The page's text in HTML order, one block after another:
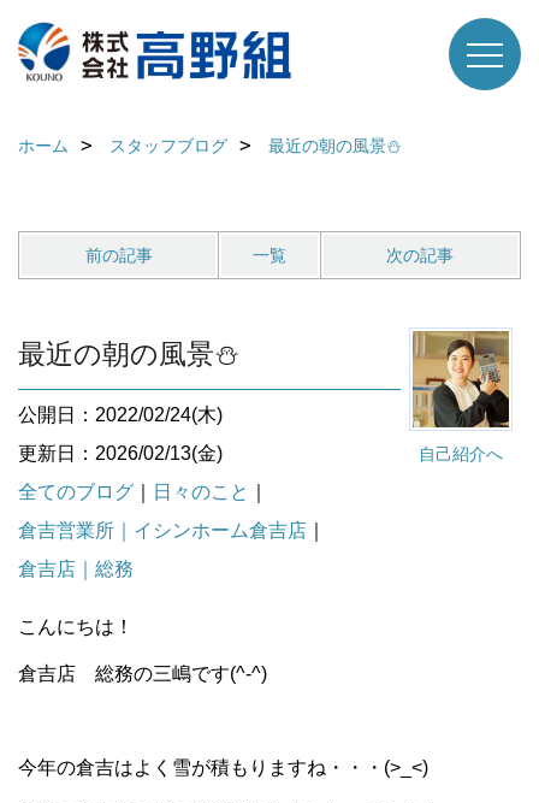
ホーム スタッフブログ 最近の朝の風景⛄
前の記事 一覧 次の記事
自己紹介へ
最近の朝の風景⛄
公開日：2022/02/24(木)
更新日：2026/02/13(金)
全てのブログ
日々のこと
倉吉営業所｜イシンホーム倉吉店
倉吉店｜総務
こんにちは！
倉吉店 総務の三嶋です(^-^)
今年の倉吉はよく雪が積もりますね・・・(>_<)